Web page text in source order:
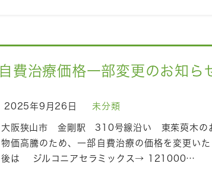
自費治療価格一部変更のお知ら
2025年9月26日 未分類
大阪狭山市 金剛駅 310号線沿い 東茱萸木のお
物価高騰のため、一部自費治療の価格を変更い
後は ジルコニアセラミックス→ 121000…